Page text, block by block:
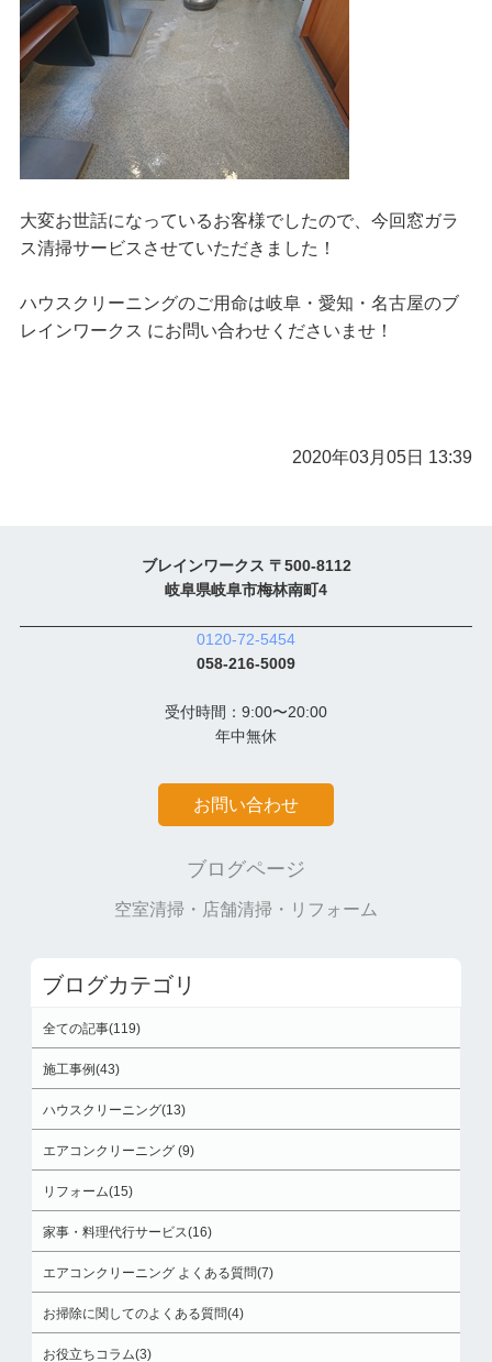
大変お世話になっているお客様でしたので、今回窓ガラ
ス清掃サービスさせていただきました！
ハウスクリーニングのご用命は岐阜・愛知・名古屋のブ
レインワークス にお問い合わせくださいませ！
2020年03月05日 13:39
ブレインワークス 〒500-8112
岐阜県岐阜市梅林南町4
0120-72-5454
058-216-5009
受付時間：9:00〜20:00
年中無休
お問い合わせ
ブログページ
空室清掃・店舗清掃・リフォーム
ブログカテゴリ
全ての記事(119)
施工事例(43)
ハウスクリーニング(13)
エアコンクリーニング (9)
リフォーム(15)
家事・料理代行サービス(16)
エアコンクリーニング よくある質問(7)
お掃除に関してのよくある質問(4)
お役立ちコラム(3)